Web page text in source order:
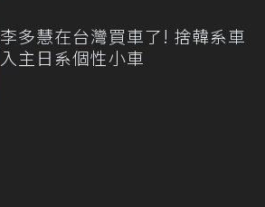
李多慧在台灣買車了! 捨韓系車
入主日系個性小車